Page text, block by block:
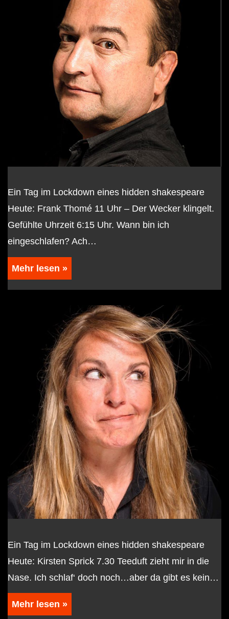
Ein Tag im Lockdown eines hidden shakespeare
Heute: Frank Thomé 11 Uhr – Der Wecker klingelt.
Gefühlte Uhrzeit 6:15 Uhr. Wann bin ich
eingeschlafen? Ach…
Mehr lesen »
Ein Tag im Lockdown eines hidden shakespeare
Heute: Kirsten Sprick 7.30 Teeduft zieht mir in die
Nase. Ich schlaf‘ doch noch…aber da gibt es kein…
Mehr lesen »